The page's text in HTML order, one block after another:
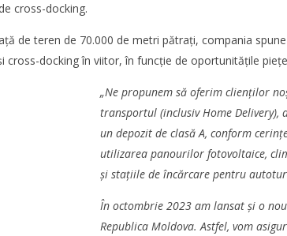
cross-docking.
de teren de 70.000 de metri pătrați, compania
cross-docking în viitor, în funcție de oportunitățile
„Ne propunem să oferim clienților
transportul (inclusiv Home
un depozit de clasă A, conform
utilizarea panourilor fotovoltaice,
și stațiile de încărcare pentru
În octombrie 2023 am lansat și o
Republica Moldova. Astfel, vom